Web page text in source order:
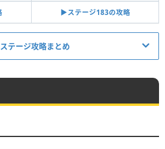
▶︎ステージ183の攻略
テージ攻略まとめ
ファストドロウの解説に戻る
15 16 17 18 19 20